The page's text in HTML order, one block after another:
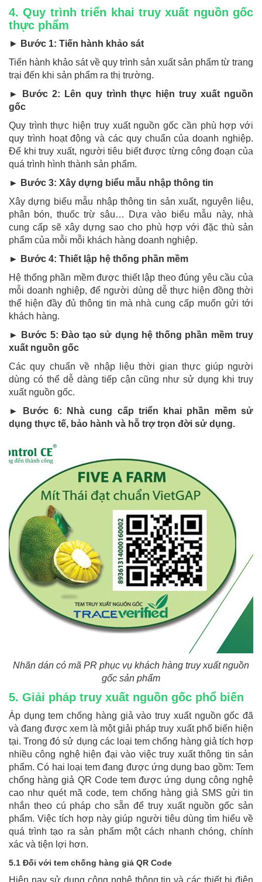
4. Quy trình triển khai truy xuất nguồn gốc
thực phẩm
► Bước 1: Tiến hành khảo sát
Tiến hành khảo sát về quy trình sản xuất sản phẩm từ trang
trại đến khi sản phẩm ra thị trường.
► Bước 2: Lên quy trình thực hiện truy xuất nguồn
gốc
Quy trình thực hiện truy xuất nguồn gốc cần phù hợp với
quy trình hoạt động và các quy chuẩn của doanh nghiệp.
Để khi truy xuất, người tiêu biết được từng công đoạn của
quá trình hình thành sản phẩm.
► Bước 3: Xây dựng biểu mẫu nhập thông tin
Xây dựng biểu mẫu nhập thông tin sản xuất, nguyên liệu,
phân bón, thuốc trừ sâu… Dựa vào biểu mẫu này, nhà
cung cấp sẽ xây dựng sao cho phù hợp với đặc thù sản
phẩm của mỗi mỗi khách hàng doanh nghiệp.
► Bước 4: Thiết lập hệ thống phần mềm
Hệ thống phần mềm được thiết lập theo đúng yêu cầu của
mỗi doanh nghiệp, để người dùng dễ thực hiện đồng thời
thể hiện đầy đủ thông tin mà nhà cung cấp muốn gửi tới
khách hàng.
► Bước 5: Đào tạo sử dụng hệ thống phần mềm truy
xuất nguồn gốc
Các quy chuẩn về nhập liệu thời gian thực giúp người
dùng có thể dễ dàng tiếp cận cũng như sử dụng khi truy
xuất nguồn gốc.
► Bước 6: Nhà cung cấp triển khai phần mềm sử
dụng thực tế, bảo hành và hỗ trợ trọn đời sử dụng.
Nhãn dán có mã PR phục vụ khách hàng truy xuất nguồn
gốc sản phẩm
5. Giải pháp truy xuất nguồn gốc phổ biến
Áp dụng tem chống hàng giả vào truy xuất nguồn gốc đã
và đang được xem là một giải pháp truy xuất phổ biến hiện
tại. Trong đó sử dụng các loại tem chống hàng giả tích hợp
nhiều công nghệ hiện đại vào việc truy xuất thông tin sản
phẩm. Có hai loại tem đang được ứng dụng bao gồm: Tem
chống hàng giả QR Code tem được ứng dụng công nghệ
cao như quét mã code, tem chống hàng giả SMS gửi tin
nhắn theo cú pháp cho sẵn để truy xuất nguồn gốc sản
phẩm. Việc tích hợp này giúp người tiêu dùng tìm hiểu về
quá trình tạo ra sản phẩm một cách nhanh chóng, chính
xác và tiện lợi hơn.
5.1 Đối với tem chống hàng giả QR Code
Hiện nay sử dụng công nghệ thông tin và các thiết bị điện